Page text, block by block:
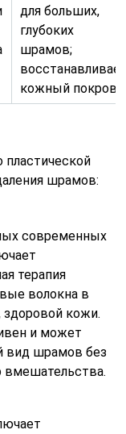
для больших,
глубоких
шрамов;
кожный покров.
шрамов:
современных
терапия
волокна в
здоровой кожи.
и может
вид шрамов без
вмешательства.